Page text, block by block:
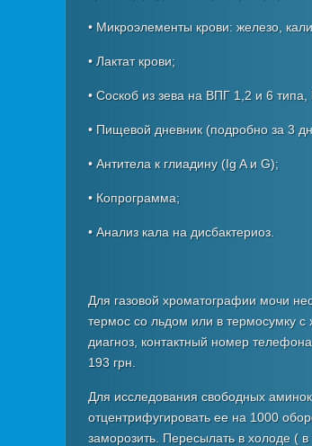
• Микроэлементы крови: железо,
• Лактат крови;
• Соскоб из зева на ВПГ 1,2 и 6
• Пищевой дневник (подробно за 3
• Антитела к глиадину (Ig A и G);
• Копрограмма;
• Анализ кала на дисбактериоз.
Для газовой хроматографии мочи
термос со льдом или в термосумку с
диагноз, контактный номер
193 грн.
Для исследования свободных
отцентрифугировать ее на 1000
заморозить. Пересылать в холоде (